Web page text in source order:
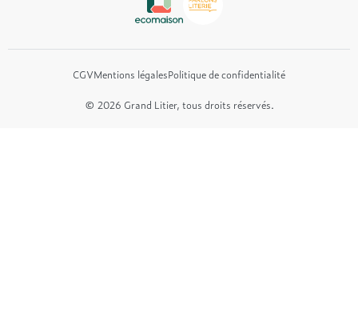
CGVMentions légalesPolitique de confidentialité
© 2026 Grand Litier, tous droits réservés.